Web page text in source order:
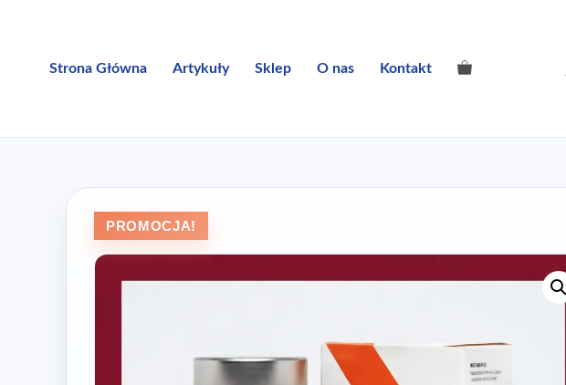
Strona Główna Artykuły Sklep O nas Kontakt
PROMOCJA!